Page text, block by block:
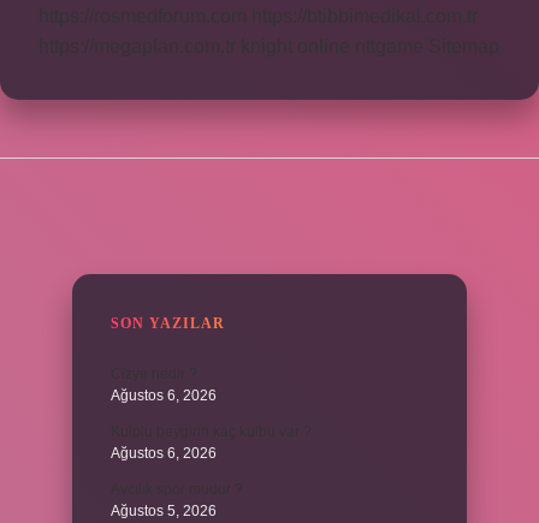
https://rosmedforum.com
https://btibbimedikal.com.tr
https://megaplan.com.tr knight online nttgame Sitemap
SON YAZILAR
Ağustos 6, 2026
Ağustos 6, 2026
Ağustos 5, 2026